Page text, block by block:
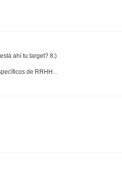
ahí tu target? 8:)
de RRHH...